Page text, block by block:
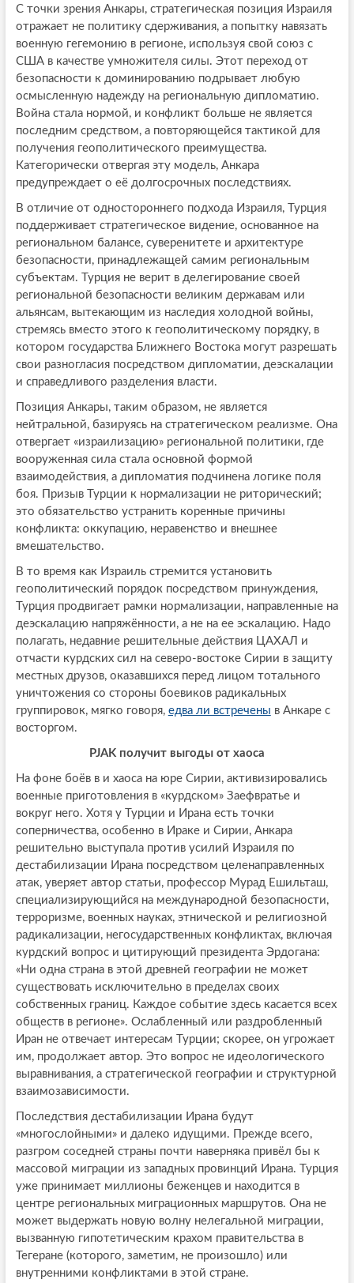
С точки зрения Анкары, стратегическая позиция Израиля
отражает не политику сдерживания, а попытку навязать
военную гегемонию в регионе, используя свой союз с
США в качестве умножителя силы. Этот переход от
безопасности к доминированию подрывает любую
осмысленную надежду на региональную дипломатию.
Война стала нормой, и конфликт больше не является
последним средством, а повторяющейся тактикой для
получения геополитического преимущества.
Категорически отвергая эту модель, Анкара
предупреждает о её долгосрочных последствиях.
В отличие от одностороннего подхода Израиля, Турция
поддерживает стратегическое видение, основанное на
региональном балансе, суверенитете и архитектуре
безопасности, принадлежащей самим региональным
субъектам. Турция не верит в делегирование своей
региональной безопасности великим державам или
альянсам, вытекающим из наследия холодной войны,
стремясь вместо этого к геополитическому порядку, в
котором государства Ближнего Востока могут разрешать
свои разногласия посредством дипломатии, деэскалации
и справедливого разделения власти.
Позиция Анкары, таким образом, не является
нейтральной, базируясь на стратегическом реализме. Она
отвергает «израилизацию» региональной политики, где
вооруженная сила стала основной формой
взаимодействия, а дипломатия подчинена логике поля
боя. Призыв Турции к нормализации не риторический;
это обязательство устранить коренные причины
конфликта: оккупацию, неравенство и внешнее
вмешательство.
В то время как Израиль стремится установить
геополитический порядок посредством принуждения,
Турция продвигает рамки нормализации, направленные на
деэскалацию напряжённости, а не на ее эскалацию. Надо
полагать, недавние решительные действия ЦАХАЛ и
отчасти курдских сил на северо-востоке Сирии в защиту
местных друзов, оказавшихся перед лицом тотального
уничтожения со стороны боевиков радикальных
группировок, мягко говоря, едва ли встречены в Анкаре с
восторгом.
PJAK получит выгоды от хаоса
На фоне боёв в и хаоса на юре Сирии, активизировались
военные приготовления в «курдском» Заефвратье и
вокруг него. Хотя у Турции и Ирана есть точки
соперничества, особенно в Ираке и Сирии, Анкара
решительно выступала против усилий Израиля по
дестабилизации Ирана посредством целенаправленных
атак, уверяет автор статьи, профессор Мурад Ешильташ,
специализирующийся на международной безопасности,
терроризме, военных науках, этнической и религиозной
радикализации, негосударственных конфликтах, включая
курдский вопрос и цитирующий президента Эрдогана:
«Ни одна страна в этой древней географии не может
существовать исключительно в пределах своих
собственных границ. Каждое событие здесь касается всех
обществ в регионе». Ослабленный или раздробленный
Иран не отвечает интересам Турции; скорее, он угрожает
им, продолжает автор. Это вопрос не идеологического
выравнивания, а стратегической географии и структурной
взаимозависимости.
Последствия дестабилизации Ирана будут
«многослойными» и далеко идущими. Прежде всего,
разгром соседней страны почти наверняка привёл бы к
массовой миграции из западных провинций Ирана. Турция
уже принимает миллионы беженцев и находится в
центре региональных миграционных маршрутов. Она не
может выдержать новую волну нелегальной миграции,
вызванную гипотетическим крахом правительства в
Тегеране (которого, заметим, не произошло) или
внутренними конфликтами в этой стране.